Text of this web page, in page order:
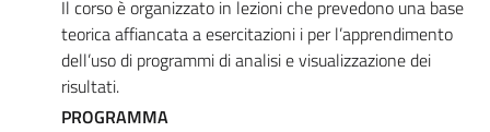
Il corso è organizzato in lezioni che prevedono una base
teorica affiancata a esercitazioni i per l’apprendimento
dell’uso di programmi di analisi e visualizzazione dei
risultati.
PROGRAMMA